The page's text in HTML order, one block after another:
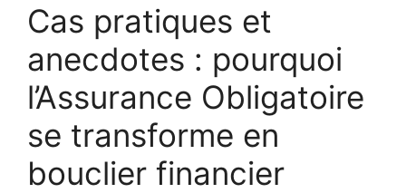
Cas pratiques et
anecdotes : pourquoi
l’Assurance Obligatoire
se transforme en
bouclier financier